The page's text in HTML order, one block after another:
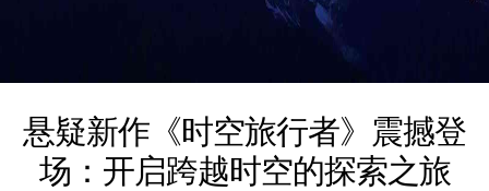
悬疑新作《时空旅行者》震撼登
场：开启跨越时空的探索之旅